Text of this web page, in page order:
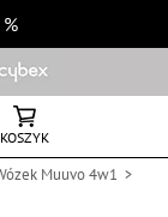
%
KOSZYK
Muuvo 4w1